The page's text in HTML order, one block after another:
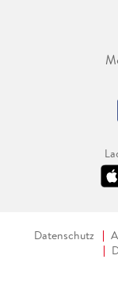
Datenschutz